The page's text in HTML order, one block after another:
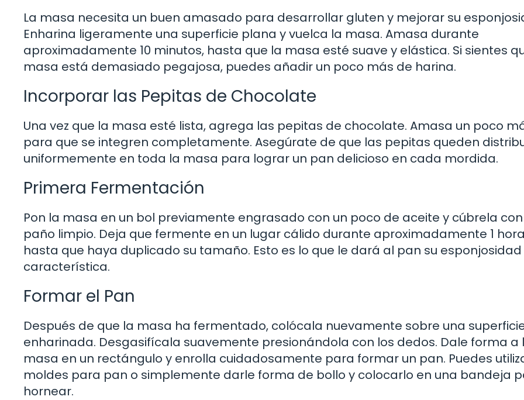
La masa necesita un buen amasado para desarrollar gluten y mejorar su
Enharina ligeramente una superficie plana y vuelca la masa. Amasa durante
aproximadamente 10 minutos, hasta que la masa esté suave y elástica. Si sientes
masa está demasiado pegajosa, puedes añadir un poco más de harina.
Incorporar las Pepitas de Chocolate
Una vez que la masa esté lista, agrega las pepitas de chocolate. Amasa un poco
para que se integren completamente. Asegúrate de que las pepitas queden
uniformemente en toda la masa para lograr un pan delicioso en cada mordida.
Primera Fermentación
Pon la masa en un bol previamente engrasado con un poco de aceite y cúbrela
paño limpio. Deja que fermente en un lugar cálido durante aproximadamente 1
hasta que haya duplicado su tamaño. Esto es lo que le dará al pan su esponjosidad
característica.
Formar el Pan
Después de que la masa ha fermentado, colócala nuevamente sobre una
enharinada. Desgasifícala suavemente presionándola con los dedos. Dale forma a
masa en un rectángulo y enrolla cuidadosamente para formar un pan. Puedes
moldes para pan o simplemente darle forma de bollo y colocarlo en una bandeja
hornear.